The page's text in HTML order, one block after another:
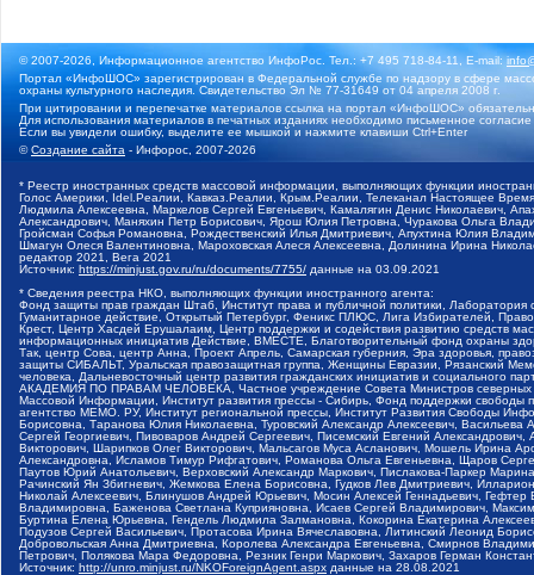
© 2007-2026, Информационное агентство ИнфоРос. Тел.: +7 495 718-84-11, E-mail:
Портал «ИнфоШОС» зарегистрирован в Федеральной службе по надзору в сфере
охраны культурного наследия. Свидетельство Эл № 77-31649 от 04 апреля 2008 г.
При цитировании и перепечатке материалов ссылка на портал «ИнфоШОС»
Для использования материалов в печатных изданиях необходимо письменное
Если вы увидели ошибку, выделите ее мышкой и нажмите клавиши Ctrl+Enter
©Создание сайта - Инфорос, 2007-2026
* Реестр иностранных средств массовой информации, выполняющих функции
Голос Америки, Idel.Реалии, Кавказ.Реалии, Крым.Реалии, Телеканал Настоящее
Людмила Алексеевна, Маркелов Сергей Евгеньевич, Камалягин Денис Николаевич,
Александрович, Маняхин Петр Борисович, Ярош Юлия Петровна, Чуракова Ольга
Гройсман Софья Романовна, Рождественский Илья Дмитриевич, Апухтина Юлия
Шмагун Олеся Валентиновна, Мароховская Алеся Алексеевна, Долинина Ирина
редактор 2021, Вега 2021
Источник: https://minjust.gov.ru/ru/documents/7755/ данные на 03.09.2021
* Сведения реестра НКО, выполняющих функции иностранного агента:
Фонд защиты прав граждан Штаб, Институт права и публичной политики,
Гуманитарное действие, Открытый Петербург, Феникс ПЛЮС, Лига Избирателей,
Крест, Центр Хасдей Ерушалаим, Центр поддержки и содействия развитию средств
информационных инициатив Действие, ВМЕСТЕ, Благотворительный фонд охраны
Так, центр Сова, центр Анна, Проект Апрель, Самарская губерния, Эра здоровья,
защиты СИБАЛЬТ, Уральская правозащитная группа, Женщины Евразии, Рязанский
человека, Дальневосточный центр развития гражданских инициатив и социального
АКАДЕМИЯ ПО ПРАВАМ ЧЕЛОВЕКА, Частное учреждение Совета Министров северных
Массовой Информации, Институт развития прессы - Сибирь, Фонд поддержки
агентство МЕМО. РУ, Институт региональной прессы, Институт Развития Свободы
Борисовна, Таранова Юлия Николаевна, Туровский Александр Алексеевич,
Сергей Георгиевич, Пивоваров Андрей Сергеевич, Писемский Евгений
Викторович, Шарипков Олег Викторович, Мальсагов Муса Асланович, Мошель Ирина
Александровна, Исламов Тимур Рифгатович, Романова Ольга Евгеньевна, Щаров
Паутов Юрий Анатольевич, Верховский Александр Маркович, Пислакова-Паркер
Рачинский Ян Збигневич, Жемкова Елена Борисовна, Гудков Лев Дмитриевич,
Николай Алексеевич, Блинушов Андрей Юрьевич, Мосин Алексей Геннадьевич,
Владимировна, Баженова Светлана Куприяновна, Исаев Сергей Владимирович,
Буртина Елена Юрьевна, Гендель Людмила Залмановна, Кокорина Екатерина
Подузов Сергей Васильевич, Протасова Ирина Вячеславовна, Литинский Леонид
Добровольская Анна Дмитриевна, Королева Александра Евгеньевна, Смирнов
Петрович, Полякова Мара Федоровна, Резник Генри Маркович, Захаров Герман
Источник: http://unro.minjust.ru/NKOForeignAgent.aspx данные на 28.08.2021